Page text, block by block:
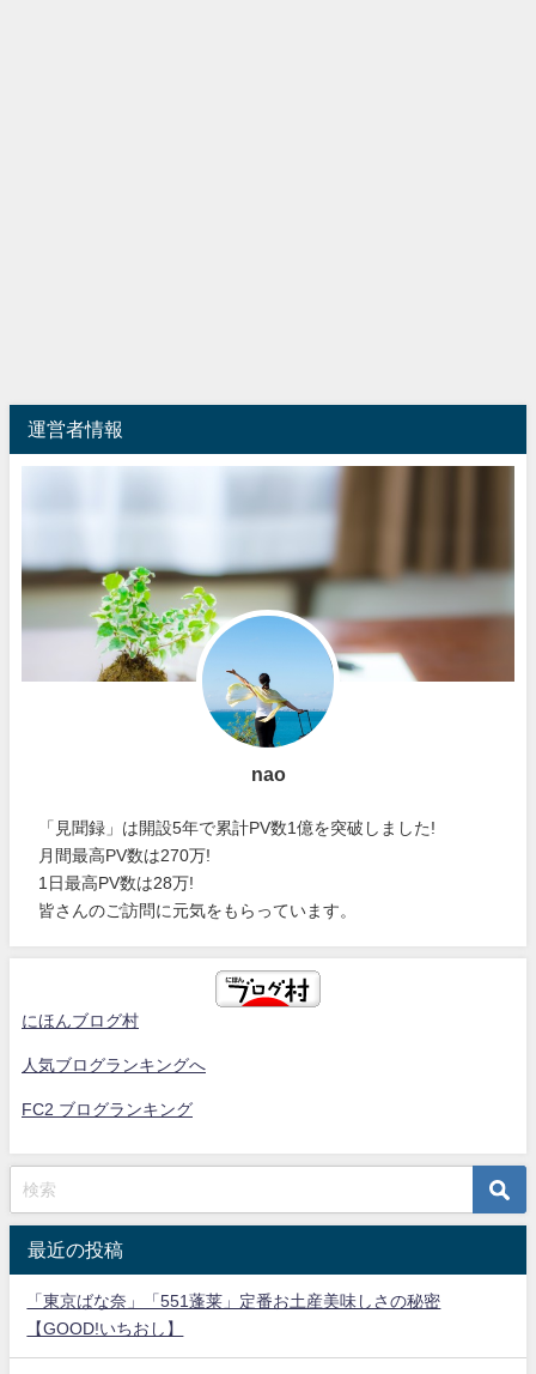
運営者情報
nao
「見聞録」は開設5年で累計PV数1億を突破しました!
月間最高PV数は270万!
1日最高PV数は28万!
皆さんのご訪問に元気をもらっています。
にほんブログ村
人気ブログランキングへ
FC2 ブログランキング
最近の投稿
「東京ばな奈」「551蓬莱」定番お土産美味しさの秘密
【GOOD!いちおし】